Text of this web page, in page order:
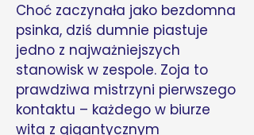
Choć zaczynała jako bezdomna
psinka, dziś dumnie piastuje
jedno z najważniejszych
stanowisk w zespole. Zoja to
prawdziwa mistrzyni pierwszego
kontaktu – każdego w biurze
wita z gigantycznym